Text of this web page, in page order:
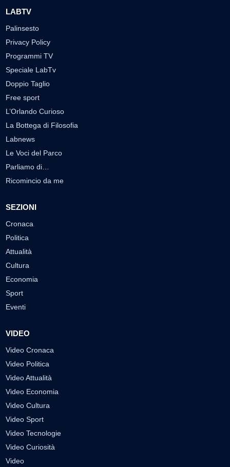
LABTV
Palinsesto
Privacy Policy
Programmi TV
Speciale LabTv
Doppio Taglio
Free sport
L’Orlando Curioso
La Bottega di Filosofia
Labnews
Le Voci del Parco
Parliamo di…
Ricomincio da me
SEZIONI
Cronaca
Politica
Attualità
Cultura
Economia
Sport
Eventi
VIDEO
Video Cronaca
Video Politica
Video Attualità
Video Economia
Video Cultura
Video Sport
Video Tecnologie
Video Curiosità
Video